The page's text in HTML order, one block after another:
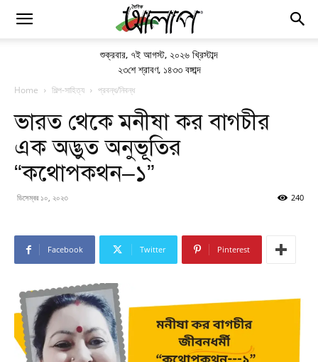
শুক্রবার, ৭ই আগস্ট, ২০২৬ খ্রিস্টাব্দ
২৩শে শ্রাবণ, ১৪৩৩ বঙ্গাব্দ
Home শিল্প-সাহিত্য প্রবন্ধ/নিবন্ধ
ভারত থেকে মনীষা কর বাগচীর
এক অদ্ভুত অনুভূতির
“কথোপকথন–১”
ডিসেম্বর ১০, ২০২৩ 240
Facebook Twitter Pinterest